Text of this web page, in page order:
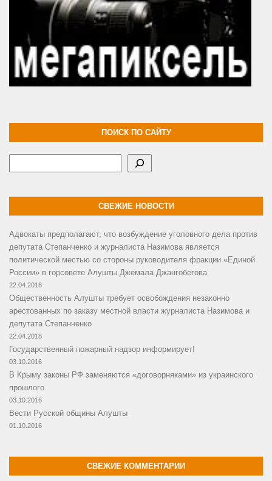
ПОИСК ПО САЙТУ
СВЕЖИЕ НОВОСТИ
Адвокаты предполагают, что возбуждение уголовного дела против
депутата Степанченко и журналиста Назимова является
политической местью со стороны руководителя фракции «Единой
России» в горсовете Алушты Джемала Джангобегова
22.04.2018
Общественность Алушты требует освобождения незаконно
арестованных по заказу местной власти журналиста Назимова и
депутата Степанченко
22.04.2018
Государственный пожарный надзор информирует!
03.10.2016
В Крыму законы РФ заменяются «договорняками» из украинского
прошлого
03.10.2016
Вести Русской общины Алушты
01.10.2016
СВЕЖИЕ КОММЕНТАРИИ